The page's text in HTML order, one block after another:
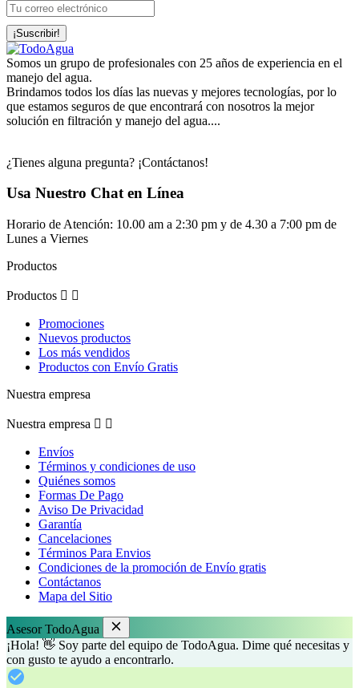
Somos un grupo de profesionales con 25 años de experiencia en el
manejo del agua.
Brindamos todos los días las nuevas y mejores tecnologías, por lo
que estamos seguros de que encontrará con nosotros la mejor
solución en filtración y manejo del agua....
¿Tienes alguna pregunta? ¡Contáctanos!
Usa Nuestro Chat en Línea
Horario de Atención: 10.00 am a 2:30 pm y de 4.30 a 7:00 pm de
Lunes a Viernes
Productos
Productos  
Promociones
Nuevos productos
Los más vendidos
Productos con Envío Gratis
Nuestra empresa
Nuestra empresa  
Envíos
Términos y condiciones de uso
Quiénes somos
Formas De Pago
Aviso De Privacidad
Garantía
Cancelaciones
Términos Para Envios
Condiciones de la promoción de Envío gratis
Contáctanos
Mapa del Sitio
Asesor TodoAgua
¡Hola! 👋 Soy parte del equipo de TodoAgua. Dime qué necesitas y
con gusto te ayudo a encontrarlo.